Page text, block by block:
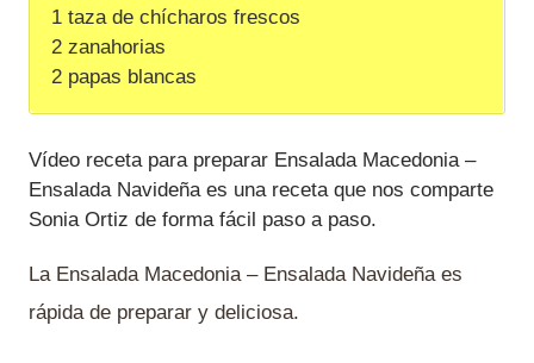
1 taza de chícharos frescos
2 zanahorias
2 papas blancas
Vídeo receta para preparar Ensalada Macedonia –
Ensalada Navideña es una receta que nos comparte
Sonia Ortiz de forma fácil paso a paso.
La Ensalada Macedonia – Ensalada Navideña es
rápida de preparar y deliciosa.